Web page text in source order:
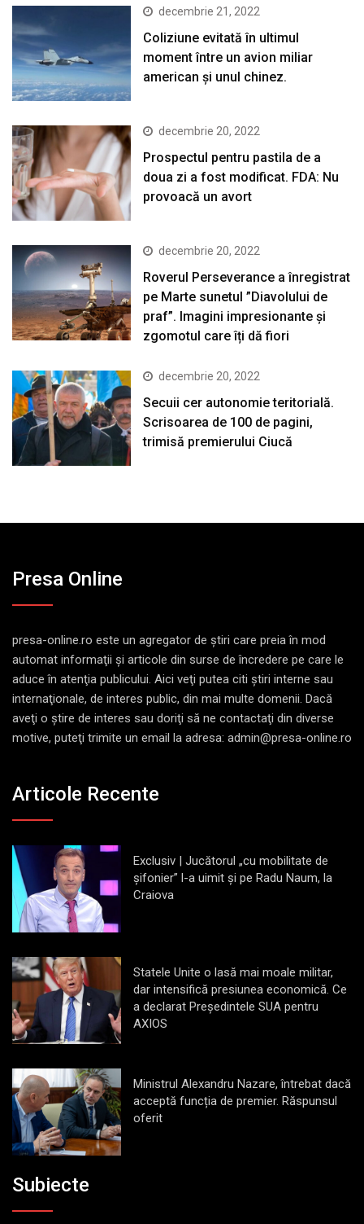
decembrie 21, 2022
Coliziune evitată în ultimul
moment între un avion miliar
american şi unul chinez.
decembrie 20, 2022
Prospectul pentru pastila de a
doua zi a fost modificat. FDA: Nu
provoacă un avort
decembrie 20, 2022
Roverul Perseverance a înregistrat
pe Marte sunetul ”Diavolului de
praf”. Imagini impresionante și
zgomotul care îți dă fiori
decembrie 20, 2022
Secuii cer autonomie teritorială.
Scrisoarea de 100 de pagini,
trimisă premierului Ciucă
Presa Online
presa-online.ro este un agregator de ştiri care preia în mod
automat informaţii şi articole din surse de încredere pe care le
aduce în atenţia publicului. Aici veţi putea citi ştiri interne sau
internaţionale, de interes public, din mai multe domenii. Dacă
aveţi o ştire de interes sau doriţi să ne contactaţi din diverse
motive, puteţi trimite un email la adresa: admin@presa-online.ro
Articole Recente
Exclusiv | Jucătorul „cu mobilitate de
șifonier” l-a uimit și pe Radu Naum, la
Craiova
Statele Unite o lasă mai moale militar,
dar intensifică presiunea economică. Ce
a declarat Președintele SUA pentru
AXIOS
Ministrul Alexandru Nazare, întrebat dacă
acceptă funcția de premier. Răspunsul
oferit
Subiecte